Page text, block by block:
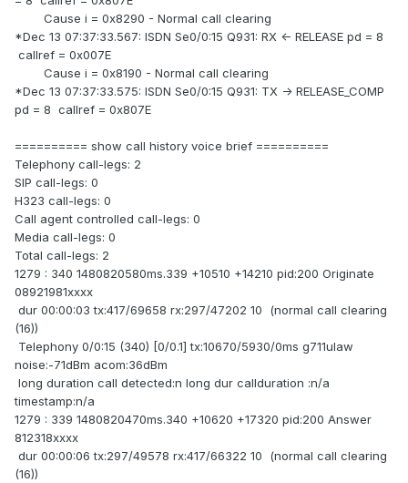
Cause i = 0x8290 - Normal call clearing
*Dec 13 07:37:33.567: ISDN Se0/0:15 Q931: RX <- RELEASE pd = 8
callref = 0x007E
Cause i = 0x8190 - Normal call clearing
*Dec 13 07:37:33.575: ISDN Se0/0:15 Q931: TX -> RELEASE_COMP
pd = 8 callref = 0x807E
========== show call history voice brief ==========
Telephony call-legs: 2
SIP call-legs: 0
H323 call-legs: 0
Call agent controlled call-legs: 0
Media call-legs: 0
Total call-legs: 2
1279 : 340 1480820580ms.339 +10510 +14210 pid:200 Originate
08921981xxxx
dur 00:00:03 tx:417/69658 rx:297/47202 10 (normal call clearing
(16))
Telephony 0/0:15 (340) [0/0.1] tx:10670/5930/0ms g711ulaw
noise:-71dBm acom:36dBm
long duration call detected:n long dur callduration :n/a
timestamp:n/a
1279 : 339 1480820470ms.340 +10620 +17320 pid:200 Answer
812318xxxx
dur 00:00:06 tx:297/49578 rx:417/66322 10 (normal call clearing
(16))